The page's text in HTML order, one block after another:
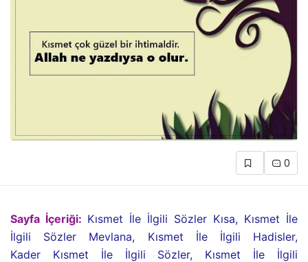
0
Sayfa İçeriği: Kısmet İle İlgili Sözler Kısa, Kısmet İle
İlgili Sözler Mevlana, Kısmet İle İlgili Hadisler,
Kader Kısmet İle İlgili Sözler, Kısmet İle İlgili